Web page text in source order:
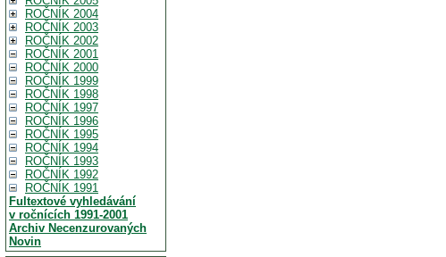
ROČNÍK 2004
ROČNÍK 2003
ROČNÍK 2002
ROČNÍK 2001
ROČNÍK 2000
ROČNÍK 1999
ROČNÍK 1998
ROČNÍK 1997
ROČNÍK 1996
ROČNÍK 1995
ROČNÍK 1994
ROČNÍK 1993
ROČNÍK 1992
ROČNÍK 1991
Fultextové vyhledávání
v ročnících 1991-2001
Archiv Necenzurovaných
Novin